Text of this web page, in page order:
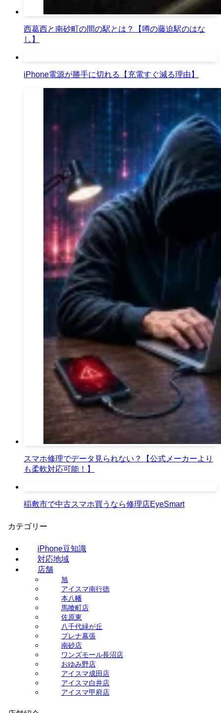
西葛西と南砂町の間の駅とは？【噂の藤迫駅のはな
し】
iPhone電源が勝手に切れる【充電すぐ減る理由】
スマホ修理でデータ見られない？【公式メーカーより
も柔軟対応可能！】
稲敷市で中古スマホ買うなら修理店EyeSmart
カテゴリー
iPhone豆知識
対応地域
店舗
旭
アイスマ南行徳
本八幡
馬喰町店
佐原東
八千代緑が丘
プレナ幕張
南砂店
ワンズモール長沼店
おゆみ野店
アイスマ成田店
アイスマ白井店
アイスマ甲府店